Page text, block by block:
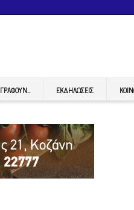
ΓΡΆΦΟΥΝ… ΕΚΔΗΛΏΣΕΙΣ